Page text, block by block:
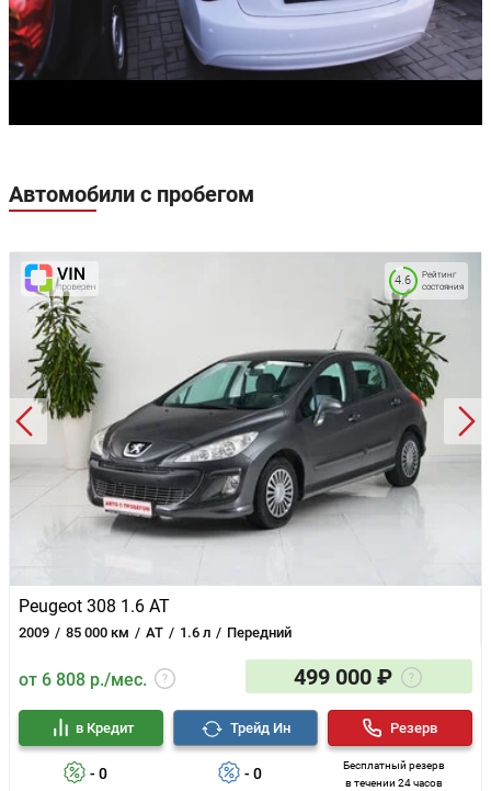
Автомобили с пробегом
Peugeot 308 1.6 AT
2009 85 000 км AT 1.6 л Передний
Рейтинг
состояния
4.6
от 6 808 р./мес. 499 000 ₽
- 0
в Кредит
- 0
Трейд Ин
Бесплатный резерв
в течении 24 часов
Резерв